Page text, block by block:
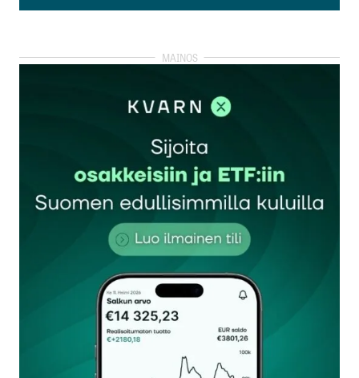
Lisää kommentti
kirjautua
rekisteröityä
Sähköpostiosoitettasi ei julkaista.Pakolliset
kentät on merkitty*
Kommentti*